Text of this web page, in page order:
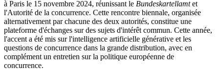
à Paris le 15 novembre 2024, réunissant le Bundeskartellamtet
l'Autorité de la concurrence. Cette rencontre biennale, organisée
alternativement par chacune des deux autorités, constitue une
plateforme d'échanges sur des sujets d'intérêt commun. Cette année,
l'accent a été mis sur l'intelligence artificielle générative et les
questions de concurrence dans la grande distribution, avec en
complément un entretien sur la politique européenne de
concurrence.